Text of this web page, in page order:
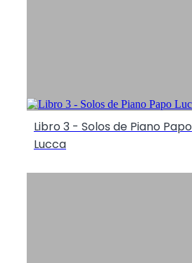
Libro 3 - Solos de Piano Papo
Lucca